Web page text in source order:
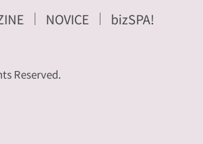
NOVICE bizSPA!
Reserved.